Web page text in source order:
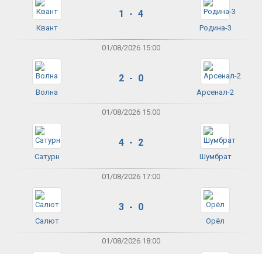
Квант
1 - 4
Родина-3
01/08/2026 15:00
Волна
2 - 0
Арсенал-2
01/08/2026 15:00
Сатурн
4 - 2
Шумбрат
01/08/2026 17:00
Салют
3 - 0
Орёл
01/08/2026 18:00